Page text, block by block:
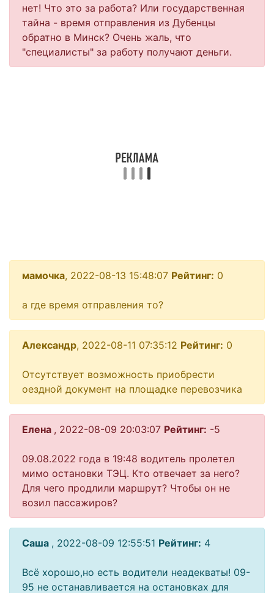
нет! Что это за работа? Или государственная
тайна - время отправления из Дубенцы
обратно в Минск? Очень жаль, что
"специалисты" за работу получают деньги.
мамочка, 2022-08-13 15:48:07 Рейтинг: 0
а где время отправления то?
Александр, 2022-08-11 07:35:12 Рейтинг: 0
Отсутствует возможность приобрести
оездной документ на площадке перевозчика
Елена , 2022-08-09 20:03:07 Рейтинг: -5
09.08.2022 года в 19:48 водитель пролетел
мимо остановки ТЭЦ. Кто отвечает за него?
Для чего продлили маршрут? Чтобы он не
возил пассажиров?
Саша , 2022-08-09 12:55:51 Рейтинг: 4
Всё хорошо,но есть водители неадекваты! 09-
95 не останавливается на остановках для